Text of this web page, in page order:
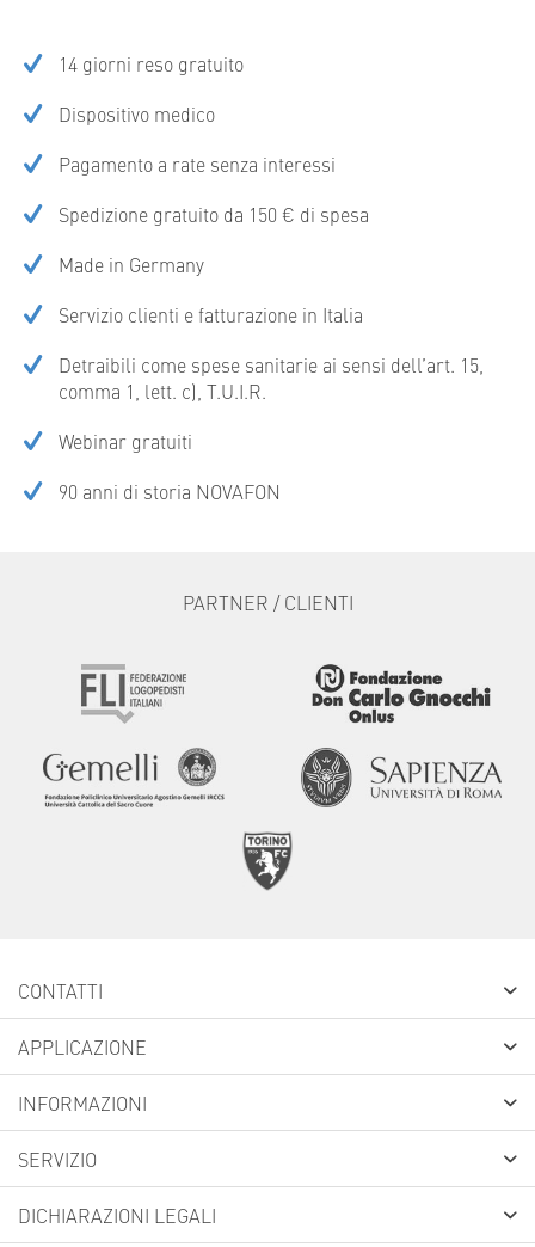
14 giorni reso gratuito
Dispositivo medico
Pagamento a rate senza interessi
Spedizione gratuito da 150 € di spesa
Made in Germany
Servizio clienti e fatturazione in Italia
Detraibili come spese sanitarie ai sensi dell’art. 15,
comma 1, lett. c), T.U.I.R.
Webinar gratuiti
90 anni di storia NOVAFON
PARTNER / CLIENTI
CONTATTI
APPLICAZIONE
INFORMAZIONI
SERVIZIO
DICHIARAZIONI LEGALI